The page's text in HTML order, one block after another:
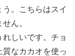
。こちらはスイ
ん。
しいです。チョ
なカカオを使っ